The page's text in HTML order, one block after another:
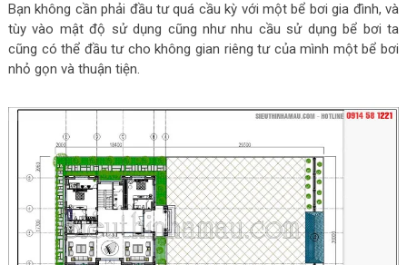
Bạn không cần phải đầu tư quá cầu kỳ với một bể bơi gia đình, và
tùy vào mật độ sử dụng cũng như nhu cầu sử dụng bể bơi ta
cũng có thể đầu tư cho không gian riêng tư của mình một bể bơi
nhỏ gọn và thuận tiện.